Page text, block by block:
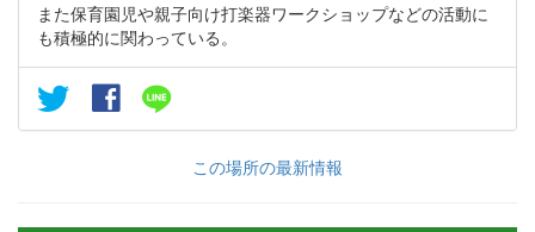
また保育園児や親子向け打楽器ワークショップなどの活動に
も積極的に関わっている。
この場所の最新情報